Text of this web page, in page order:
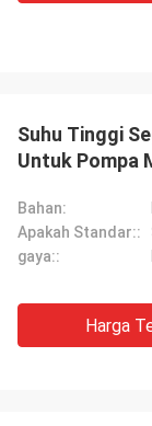
Suhu Tinggi
Untuk Pompa
Bahan:
Apakah Standar::
gaya::
Harga